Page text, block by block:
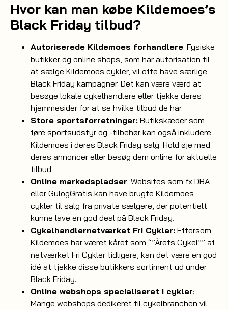
Hvor kan man købe Kildemoes’s
Black Friday tilbud?
Autoriserede Kildemoes forhandlere: Fysiske
butikker og online shops, som har autorisation til
at sælge Kildemoes cykler, vil ofte have særlige
Black Friday kampagner. Det kan være værd at
besøge lokale cykelhandlere eller tjekke deres
hjemmesider for at se hvilke tilbud de har.
Store sportsforretninger: Butikskæder som
føre sportsudstyr og -tilbehør kan også inkludere
Kildemoes i deres Black Friday salg. Hold øje med
deres annoncer eller besøg dem online for aktuelle
tilbud.
Online markedspladser: Websites som fx DBA
eller GulogGratis kan have brugte Kildemoes
cykler til salg fra private sælgere, der potentielt
kunne lave en god deal på Black Friday.
Cykelhandlernetværket Fri Cykler: Eftersom
Kildemoes har været kåret som “”Årets Cykel”” af
netværket Fri Cykler tidligere, kan det være en god
idé at tjekke disse butikkers sortiment ud under
Black Friday.
Online webshops specialiseret i cykler:
Mange webshops dedikeret til cykelbranchen vil